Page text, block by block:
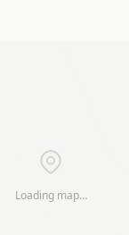
Loading map…